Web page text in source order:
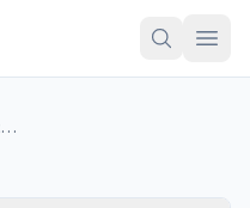
¿Puede un empleador grabar conversaciones sin consentimiento? (2026)